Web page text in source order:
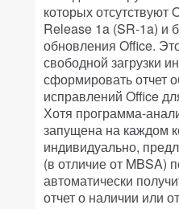
которых отсутствуют
Release 1a (SR-1a) и
обновления Office.
свободной загрузки
сформировать отчет
исправлений Office
Хотя программа-
запущена на каждом
индивидуально,
(в отличие от MBSA)
автоматически
отчет о наличии или